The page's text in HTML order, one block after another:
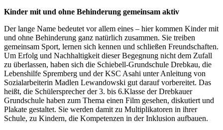
Kinder mit und ohne Behinderung gemeinsam aktiv
Der lange Name bedeutet vor allem eines – hier kommen Kinder mit
und ohne Behinderung ganz natürlich zusammen. Sie treiben
gemeinsam Sport, lernen sich kennen und schließen Freundschaften.
Um Erfolg und Nachhaltigkeit dieser Begegnung nicht dem Zufall
zu überlassen, haben sich die Schiebell-Grundschule Drebkau, die
Lebenshilfe Spremberg und der KSC Asahi unter Anleitung von
Sozialarbeiterin Madlen Lewandowski gut darauf vorbereitet. Das
heißt, die Schülersprecher der 3. bis 6.Klasse der Drebkauer
Grundschule haben zum Thema einen Film gesehen, diskutiert und
Plakate gestaltet. Sie werden damit zu Multiplikatoren in ihrer
Schule, zu Kindern, die Kompetenzen in der Inklusion aufbauen.